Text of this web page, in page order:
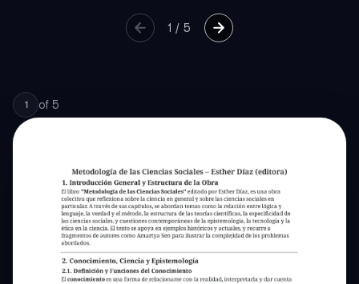
1 /5
1 of 5